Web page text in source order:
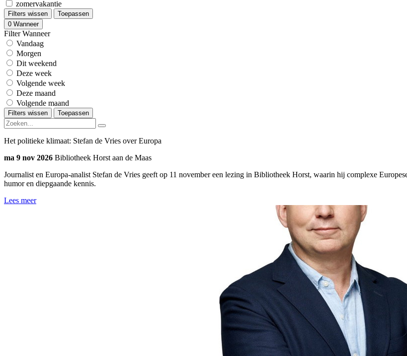
zomervakantie
Filters wissen
Toepassen
0 Wanneer
Filter Wanneer
Vandaag
Morgen
Dit weekend
Deze week
Volgende week
Deze maand
Volgende maand
Filters wissen Toepassen
Het politieke klimaat: Stefan de Vries over Europa
ma 9 nov 2026 Bibliotheek Horst aan de Maas
Journalist en Europa-analist Stefan de Vries geeft op 11 november een lezing in Bibliotheek Horst, waarin hij complexe
humor en diepgaande kennis.
Lees meer